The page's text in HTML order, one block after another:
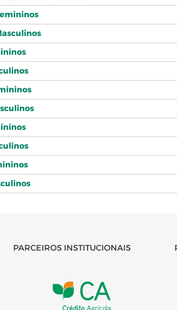
PARCEIROS INSTITUCIONAIS